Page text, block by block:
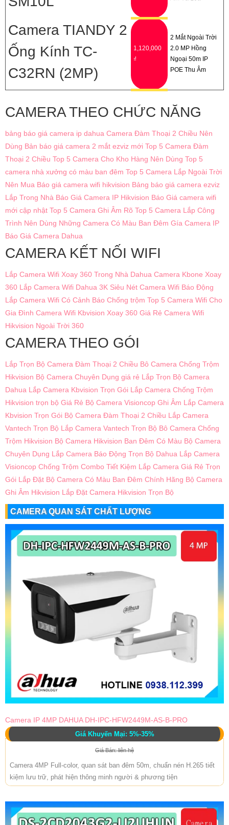
Camera TIANDY 2
Ống Kính TC-
C32RN (2MP)
1,120,000
₫
2 Mắt Ngoài Trời
2.0 MP Hồng
Ngoại 50m IP
POE Thu Âm
CAMERA THEO CHỨC NĂNG
bảng báo giá camera ip dahua Camera Đàm Thoại 2 Chiều Nên
Dùng Bản báo giá camera 2 mắt ezviz mới Top 5 Camera Đàm
Thoại 2 Chiều Top 5 Camera Cho Kho Hàng Nên Dùng Top 5
camera nhà xưởng có màu ban đêm Top 5 Camera Lắp Ngoài Trời
Nên Mua Báo giá camera wifi hikvision Bảng báo giá camera ezviz
Lắp Trong Nhà Báo Giá Camera IP Hikvision Báo Giá camera wifi
mới cập nhật Top 5 Camera Ghi Âm Rõ Top 5 Camera Lắp Công
Trình Nên Dùng Những Camera Có Màu Ban Đêm Gía Camera IP
Báo Giá Camera Dahua
CAMERA KẾT NỐI WIFI
Lắp Camera Wifi Xoay 360 Trong Nhà Dahua Camera Kbone Xoay
360 Lắp Camera Wifi Dahua 3K Siêu Nét Camera Wifi Báo Động
Lắp Camera Wifi Có Cảnh Báo Chống trộm Top 5 Camera Wifi Cho
Gia Đình Camera Wifi Kbvision Xoay 360 Giá Rẻ Camera Wifi
Hikvision Ngoài Trời 360
CAMERA THEO GÓI
Lắp Trọn Bộ Camera Đàm Thoại 2 Chiều Bô Camera Chống Trộm
Hikvision Bộ Camera Chuyên Dụng giá rẻ Lắp Trọn Bộ Camera
Dahua Lắp Camera Kbvision Trọn Gói Lắp Camera Chống Trộm
Hikvision trọn bộ Giá Rẻ Bộ Camera Visioncop Ghi Âm Lắp Camera
Kbvision Trọn Gói Bộ Camera Đàm Thoại 2 Chiều Lắp Camera
Vantech Trọn Bộ Lắp Camera Vantech Trọn Bộ Bô Camera Chống
Trộm Hikvision Bộ Camera Hikvision Ban Đêm Có Màu Bộ Camera
Chuyên Dụng Lắp Camera Báo Động Trọn Bộ Dahua Lắp Camera
Visioncop Chống Trộm Combo Tiết Kiệm Lắp Camera Giá Rẻ Trọn
Gói Lắp Đặt Bộ Camera Có Màu Ban Đêm Chính Hãng Bộ Camera
Ghi Âm Hikvision Lắp Đặt Camera Hikvision Trọn Bộ
CAMERA QUAN SÁT CHẤT LƯỢNG
Camera IP 4MP DAHUA DH-IPC-HFW2449M-AS-B-PRO
Giá Khuyến Mại: 5%-35%
Giá Bán: liên hệ
Camera 4MP Full-color, quan sát ban đêm 50m, chuẩn nén H.265 tiết
kiệm lưu trữ, phát hiện thông minh người & phương tiện